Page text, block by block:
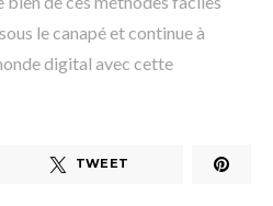
le canapé et continue à
digital avec cette
TWEET